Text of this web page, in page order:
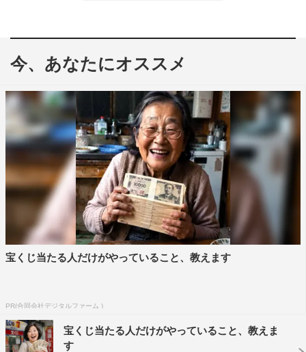
本作で長編映画３作目となるマイク監督は、初ノミネート
も光栄なことだ。このパーソナルな映画を作ることができ
て幸運だし、本作が人々の共感を呼ぶことにはとても意味
がある」とコメント。また、本作に出演したエル・ファニ
ングより「アカデミー賞脚本賞ノミネートおめでとう、マ
イク！あなたはこの21センチュリー・ワールドで私の大好
きな人です！！『20センチュリー・ウーマン』は、唯一無
二の経験でした」（エル・ファニングのinstagramより）
と祝福のコメントが寄せられた。
【マイク・ミルズのコメント】
にアカデミーから認められるのはとても光栄なことだ。こ
のパーソナルな映画を作ることができて幸運だし、本作が
人々の共感を呼ぶことにはとても意味がある。驚くほど才
今、あなたにオススメ
宝くじ当たる人だけがやっていること、教えます
PR(合同会社デジタルファーム )
宝くじ当たる人だけがやっていること、教えま
す